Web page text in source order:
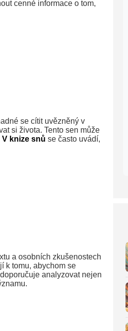
cenné informace o tom,
se cítit uvězněný v
si života. Tento sen může
V knize snů se často uvádí,
a osobních zkušenostech
k tomu, abychom se
analyzovat nejen